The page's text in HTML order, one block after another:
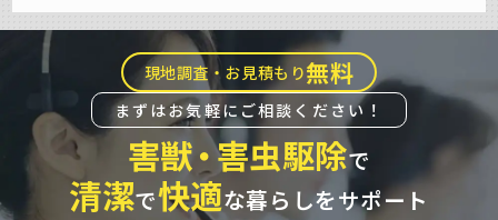
現地調査・お見積もり無料
まずはお気軽にご相談ください！
害獣・害虫駆除で
清潔で快適な暮らしをサポート